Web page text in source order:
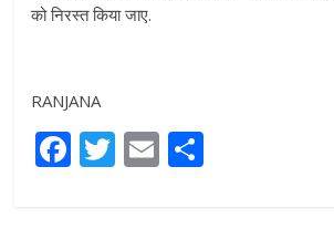
को निरस्त किया जाए.
RANJANA
F
a
T
w
E
m